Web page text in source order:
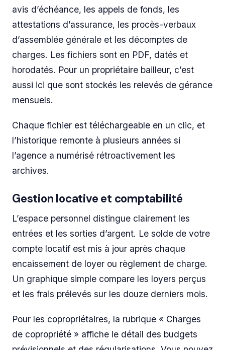
avis d’échéance, les appels de fonds, les
attestations d’assurance, les procès-verbaux
d’assemblée générale et les décomptes de
charges. Les fichiers sont en PDF, datés et
horodatés. Pour un propriétaire bailleur, c’est
aussi ici que sont stockés les relevés de gérance
mensuels.
Chaque fichier est téléchargeable en un clic, et
l’historique remonte à plusieurs années si
l’agence a numérisé rétroactivement les
archives.
Gestion locative et comptabilité
L’espace personnel distingue clairement les
entrées et les sorties d’argent. Le solde de votre
compte locatif est mis à jour après chaque
encaissement de loyer ou règlement de charge.
Un graphique simple compare les loyers perçus
et les frais prélevés sur les douze derniers mois.
Pour les copropriétaires, la rubrique « Charges
de copropriété » affiche le détail des budgets